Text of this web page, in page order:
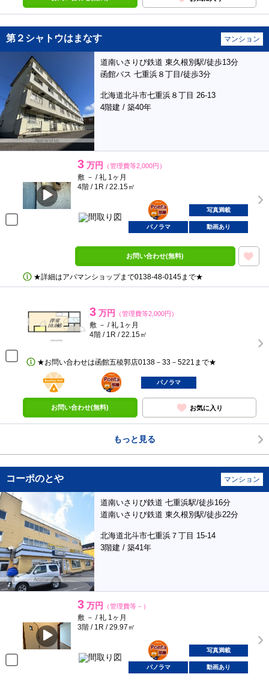
第２シャトウはまなす マンション
道南いさりび鉄道 東久根別駅/徒歩13分
函館バス 七重浜８丁目/徒歩3分
北海道北斗市七重浜８丁目 26-13
4階建 / 築40年
3 万円 （管理費等2,000円）
敷 － / 礼 1ヶ月
4階 / 1R / 22.15㎡
ポンタ
部屋
写真満載
パノラマ 動画あり
お問い合わせ(無料)
★詳細はアパマンショップまで0138‐48‐0145まで★
3 万円 （管理費等2,000円）
敷 － / 礼 1ヶ月
4階 / 1R / 22.15㎡
★お問い合わせは函館五稜郭店0138－33－5221まで★
BunChinPAY
ポンタ
部屋
パノラマ
お問い合わせ(無料) お気に入り
もっと見る
コーポのとや マンション
道南いさりび鉄道 七重浜駅/徒歩16分
道南いさりび鉄道 東久根別駅/徒歩22分
北海道北斗市七重浜７丁目 15-14
3階建 / 築41年
3 万円 （管理費等－）
敷 － / 礼 1ヶ月
3階 / 1R / 29.97㎡
ポンタ
部屋
写真満載
パノラマ 動画あり